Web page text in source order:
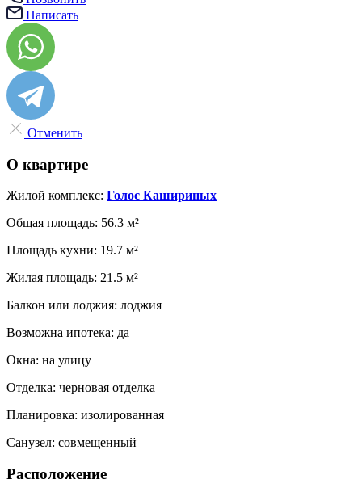
Написать
Отменить
О квартире
Жилой комплекс: Голос Кашириных
Общая площадь: 56.3 м²
Площадь кухни: 19.7 м²
Жилая площадь: 21.5 м²
Балкон или лоджия: лоджия
Возможна ипотека: да
Окна: на улицу
Отделка: черновая отделка
Планировка: изолированная
Санузел: совмещенный
Расположение